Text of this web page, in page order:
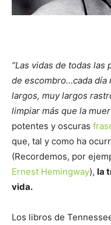
“Las vidas de todas
de escombro…cada
largos, muy largos
limpiar más que la
potentes y oscuras
que, tal y como ha
(Recordemos, por
Ernest Hemingway), la
vida.
Los libros de